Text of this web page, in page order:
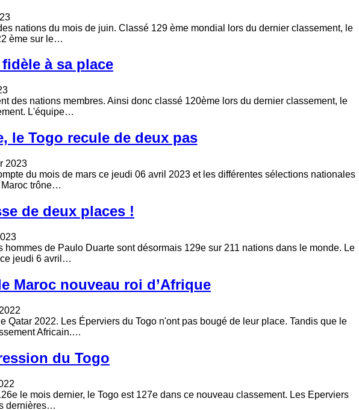
nations du mois de juin. Classé 129 ème mondial lors du dernier classement, le
ème sur le…
à sa place
des nations membres. Ainsi donc classé 120ème lors du dernier classement, le
L'équipe…
le Togo recule de deux pas
2023
du mois de mars ce jeudi 06 avril 2023 et les différentes sélections nationales
Maroc trône…
de deux places !
de Paulo Duarte sont désormais 129e sur 211 nations dans le monde. Le
jeudi 6 avril…
Maroc nouveau roi d’Afrique
2022. Les Éperviers du Togo n'ont pas bougé de leur place. Tandis que le
Africain.…
du Togo
le mois dernier, le Togo est 127e dans ce nouveau classement. Les Eperviers
dernières…